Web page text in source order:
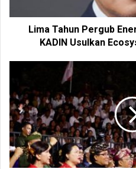
Lima Tahun Pergub
KADIN Usulkan